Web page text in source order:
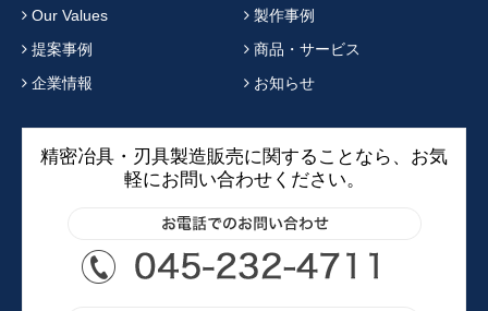
Our Values
製作事例
提案事例
商品・サービス
企業情報
お知らせ
精密冶具・刃具製造販売に関することなら、お気
軽にお問い合わせください。